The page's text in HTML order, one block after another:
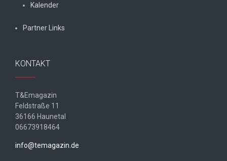
Kalender
Partner Links
KONTAKT
T&Emagazin
Feldstraße 11
36166 Haunetal
06673918464
info@temagazin.de